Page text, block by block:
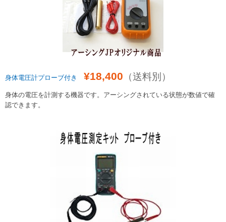
身体電圧計プローブ付き ¥18,400 （送料別）
身体の電圧を計測する機器です。アーシングされている状態が数値で確
認できます。